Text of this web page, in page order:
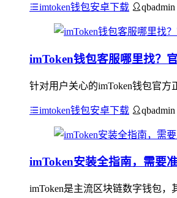
imtoken钱包安卓下载 qbadmin
imToken钱包客服哪里找？
针对用户关心的imToken钱包官
imtoken钱包安卓下载 qbadmin
imToken安装全指南，需要
imToken是主流区块链数字钱包